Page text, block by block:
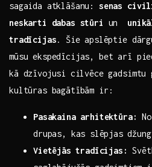
sagaida atklāšanu: senas‍
neskarti‍ dabas stūri un ‌
tradīcijas. Šie ⁢apslēptie
mūsu ekspedīcijas, ‌bet arī‌
kā ‍dzīvojusi⁤ cilvēce gadsimtu‌
kultūras bagātībām‌ ir:
Pasakaina arhitektūra:
‍drupas, kas ⁤slēpjas⁢
Vietējās ⁢tradīcijas: